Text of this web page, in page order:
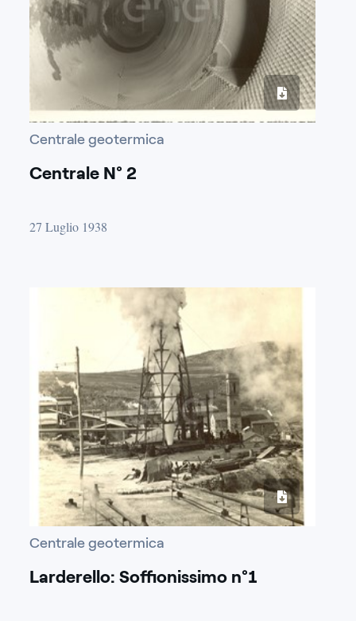
Centrale geotermica
Centrale N° 2
27 Luglio 1938
Centrale geotermica
Larderello: Soffionissimo n°1